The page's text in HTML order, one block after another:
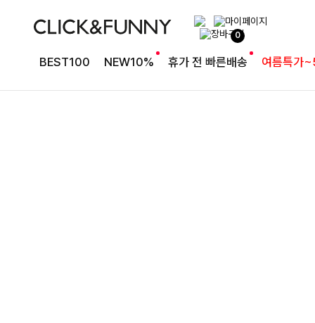
0
BEST100 NEW10% 휴가 전 빠른배송 여름특가
완성도 높은 원피스SET
특스트라이프 링클원피스+스트링자켓SET